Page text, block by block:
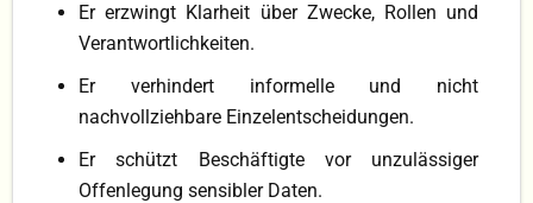
Er erzwingt Klarheit über Zwecke, Rollen und
Verantwortlichkeiten.
Er verhindert informelle und nicht
nachvollziehbare Einzelentscheidungen.
Er schützt Beschäftigte vor unzulässiger
Offenlegung sensibler Daten.